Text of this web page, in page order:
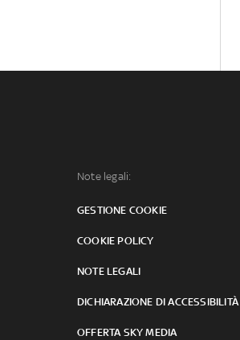
Note legali:
GESTIONE COOKIE
COOKIE POLICY
NOTE LEGALI
DICHIARAZIONE DI ACCESSIBILITÀ
OFFERTA SKY MEDIA